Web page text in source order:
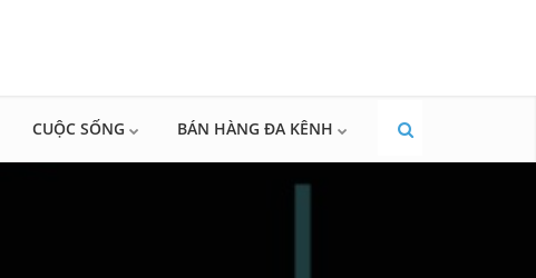
CUỘC SỐNG BÁN HÀNG ĐA KÊNH